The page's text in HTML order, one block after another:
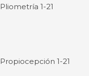
Pliometría 1-21
Propiocepción 1-21